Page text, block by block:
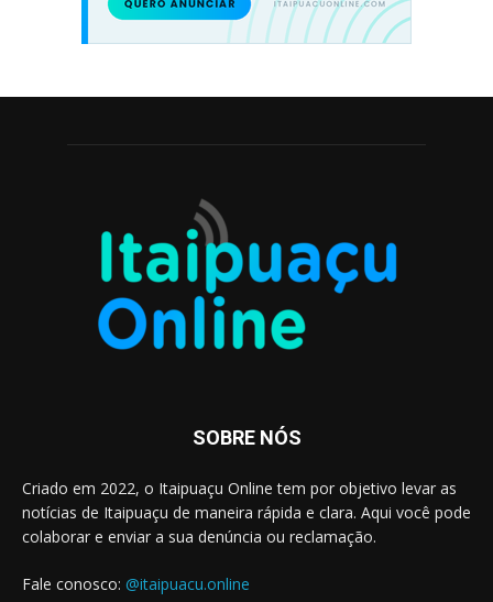
SOBRE NÓS
Criado em 2022, o Itaipuaçu Online tem por objetivo levar as
notícias de Itaipuaçu de maneira rápida e clara. Aqui você pode
colaborar e enviar a sua denúncia ou reclamação.
Fale conosco: @itaipuacu.online